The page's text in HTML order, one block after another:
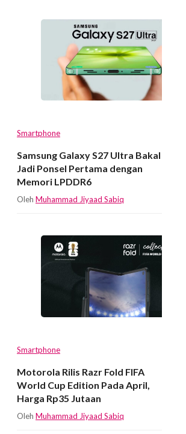
Smartphone
Samsung Galaxy S27 Ultra Bakal
Jadi Ponsel Pertama dengan
Memori LPDDR6
Oleh Muhammad Jiyaad Sabiq
Smartphone
Motorola Rilis Razr Fold FIFA
World Cup Edition Pada April,
Harga Rp35 Jutaan
Oleh Muhammad Jiyaad Sabiq